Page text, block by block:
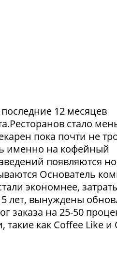
12 месяцев
стало
пока почти не
именно на кофейный
появляются
Основатель
экономнее,
лет, вынуждены
заказа на 25-50
как Coffee Like и